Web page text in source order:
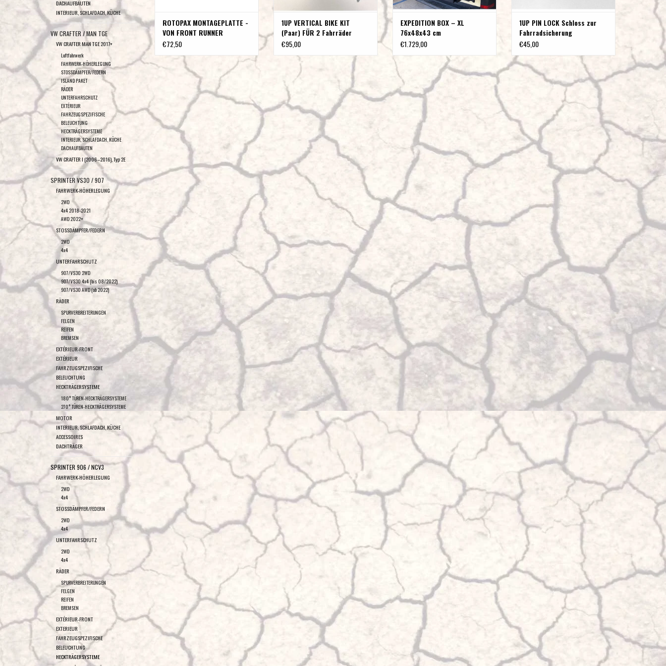
DACHAUFBAUTEN
INTERIEUR, SCHLAFDACH, KÜCHE
VW CRAFTER / MAN TGE
VW CRAFTER MAN TGE 2017+
Luftfahrwerk
FAHRWERK-HÖHERLEGUNG
STOSSDÄMPFER/FEDERN
ISLAND PAKET
RÄDER
UNTERFAHRSCHUTZ
EXTÉRIEUR
FAHRZEUGSPEZIFISCHE
BELEUCHTUNG
HECKTRÄGERSYSTEME
INTERIEUR, SCHLAFDACH, KÜCHE
DACHAUFBAUTEN
VW CRAFTER I (2006–2016), Typ 2E
SPRINTER VS30 / 907
FAHRWERK-HÖHERLEGUNG
2WD
4x4 2018-2021
AWD 2022+
STOSSDÄMPFER/FEDERN
2WD
4x4
UNTERFAHRSCHUTZ
907/VS30 2WD
907/VS30 4x4 (bis 08/2022)
907/VS30 AWD (ab 2022)
RÄDER
SPURVERBREITERUNGEN
FELGEN
REIFEN
BREMSEN
EXTÉRIEUR-FRONT
EXTÉRIEUR
FAHRZEUGSPEZIFISCHE
BELEUCHTUNG
HECKTRÄGERSYSTEME
180° TÜREN-HECKTRÄGERSYSTEME
270° TÜREN-HECKTRÄGERSYSTEME
MOTOR
INTERIEUR, SCHLAFDACH, KÜCHE
ACCESSOIRES
DACHTRÄGER
SPRINTER 906 / NCV3
FAHRWERK-HÖHERLEGUNG
2WD
4x4
STOSSDÄMPFER/FEDERN
2WD
4x4
UNTERFAHRSCHUTZ
2WD
4x4
RÄDER
SPURVERBREITERUNGEN
FELGEN
REIFEN
BREMSEN
EXTÉRIEUR-FRONT
EXTERIEUR
FAHRZEUGSPEZIFISCHE
BELEUCHTUNG
HECKTRÄGERSYSTEME
ROTOPAX MONTAGEPLATTE -
VON FRONT RUNNER
€72,50
1UP VERTICAL BIKE KIT
(Paar) FÜR 2 Fahrräder
€95,00
EXPEDITION BOX – XL
76x48x43 cm
€1.729,00
1UP PIN LOCK Schloss zur
Fahrradsicherung
€45,00